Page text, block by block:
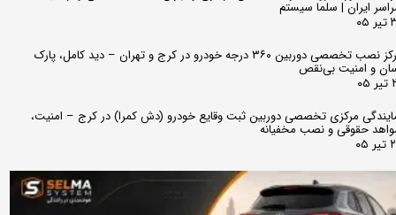
ایران | سلما سیستم
مرکز نصب تخصصی دوربین ۳۶۰ درجه خودرو در کرج و تهران – دید کامل، پارک
و امنیت بی‌نقص
مرکزی تخصصی دوربین ثبت وقایع خودرو (دش کمرا) در کرج – امنیت،
حقوقی و نصب مخفیانه